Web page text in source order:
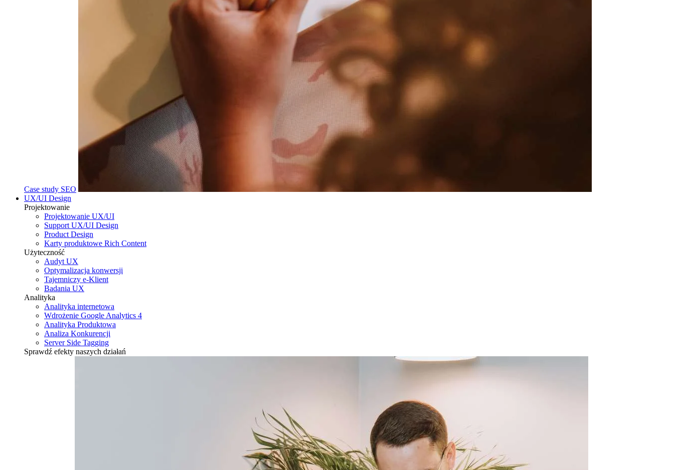
Case study SEO
UX/UI Design
Projektowanie
Projektowanie UX/UI
Support UX/UI Design
Product Design
Karty produktowe Rich Content
Użyteczność
Audyt UX
Optymalizacja konwersji
Tajemniczy e-Klient
Badania UX
Analityka
Analityka internetowa
Wdrożenie Google Analytics 4
Analityka Produktowa
Analiza Konkurencji
Server Side Tagging
Sprawdź efekty naszych działań